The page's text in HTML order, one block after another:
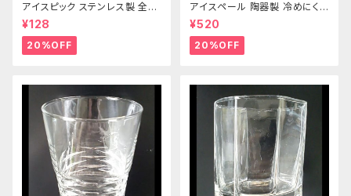
アイスピック ステンレス製 全長
215ｍｍ
¥128
20%OFF
アイスペール 陶器製 冷めにくい
二重構造 860ml
¥520
20%OFF